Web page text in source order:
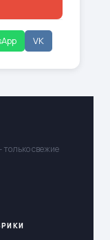
VK
свежие